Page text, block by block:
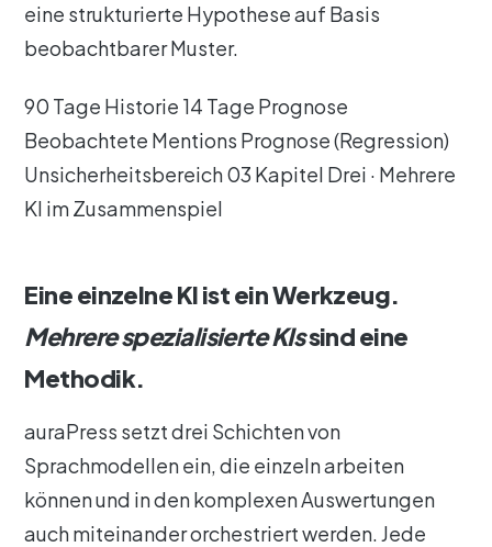
eine strukturierte Hypothese auf Basis
beobachtbarer Muster.
90 Tage Historie 14 Tage Prognose
Beobachtete Mentions Prognose (Regression)
Unsicherheitsbereich 03 Kapitel Drei · Mehrere
KI im Zusammenspiel
Eine einzelne KI ist ein Werkzeug.
Mehrere spezialisierte KIssind eine
Methodik.
auraPress setzt drei Schichten von
Sprachmodellen ein, die einzeln arbeiten
können und in den komplexen Auswertungen
auch miteinander orchestriert werden. Jede